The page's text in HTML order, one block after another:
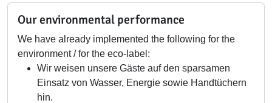
Our environmental performance
We have already implemented the following for the
environment / for the eco-label:
Wir weisen unsere Gäste auf den sparsamen
Einsatz von Wasser, Energie sowie Handtüchern
hin.